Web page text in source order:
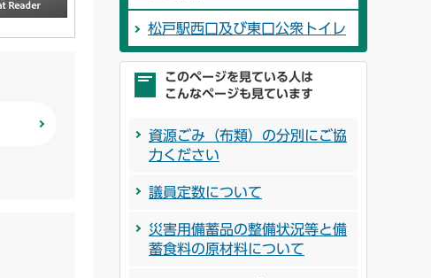
松戸駅西口及び東口公衆トイレ
このページを見ている人は
こんなページも見ています
資源ごみ（布類）の分別にご協
力ください
議員定数について
災害用備蓄品の整備状況等と備
蓄食料の原材料について